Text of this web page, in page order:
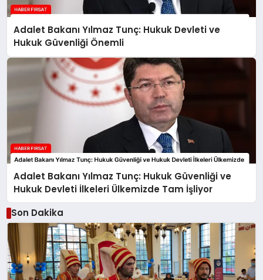
Adalet Bakanı Yılmaz Tunç: Hukuk Devleti ve
Hukuk Güvenliği Önemli
Adalet Bakanı Yılmaz Tunç: Hukuk Güvenliği ve
Hukuk Devleti İlkeleri Ülkemizde Tam İşliyor
Son Dakika